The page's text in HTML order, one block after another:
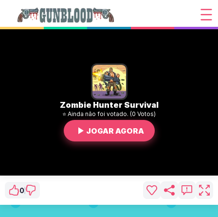
Zombie Hunter Survival
⭐ Ainda não foi votado. (0 Votos)
JOGAR AGORA
0